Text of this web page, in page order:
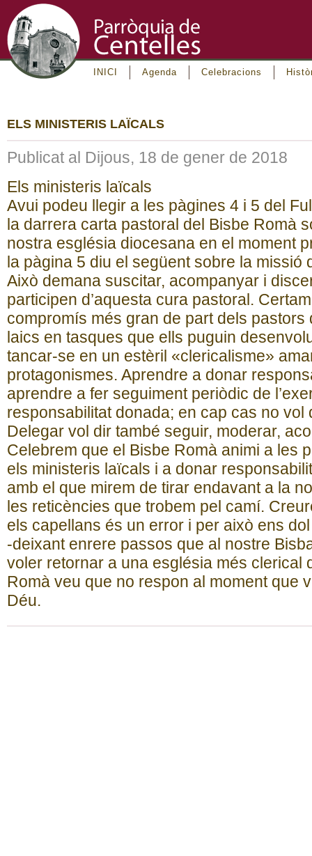
INICI Agenda Celebracions
ELS MINISTERIS LAÏCALS
Publicat al Dijous, 18 de gener de 2018
Els ministeris laïcals
Avui podeu llegir a les pàgines 4 i 5 del
la darrera carta pastoral del Bisbe Romà
nostra església diocesana en el moment
la pàgina 5 diu el següent sobre la missió
Això demana suscitar, acompanyar i
participen d’aquesta cura pastoral.
compromís més gran de part dels
laics en tasques que ells puguin
tancar-se en un estèril «clericalisme»
protagonismes. Aprendre a donar
aprendre a fer seguiment periòdic de
responsabilitat donada; en cap cas no vol
Delegar vol dir també seguir, moderar,
Celebrem que el Bisbe Romà animi a les
els ministeris laïcals i a donar
amb el que mirem de tirar endavant a la
les reticències que trobem pel camí.
els capellans és un error i per això ens
-deixant enrere passos que al nostre
voler retornar a una església més clerical
Romà veu que no respon al moment que
Déu.